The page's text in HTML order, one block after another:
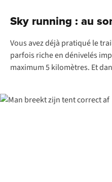
Sky running : au
Vous avez déjà pratiqué le
parfois riche en dénivelés
maximum 5 kilomètres. Et